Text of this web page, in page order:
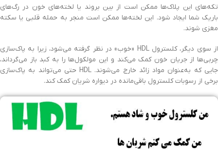
تکه‌های این پلاک‌ها ممکن است از بین بروند یا لخته‌های خون در رگ‌های
باریک شما ایجاد شود. این لخته‌ها ممکن است منجر به حمله قلبی یا سکته
مغزی شوند.
از سوی دیگر، کلسترول HDL «خوب» در نظر گرفته می‌شود، زیرا به پاک‌سازی
چربی‌ها از جریان خون کمک می‌کند و این مولکول‌ها را به کبد باز می‌گرداند،
جایی که به‌عنوان مواد زائد خارج می‌شوند. HDL حتی می‌تواند به پاک‌سازی
برخی از رسوبات کلسترول باقی‌مانده در دیواره شریان کمک کند.